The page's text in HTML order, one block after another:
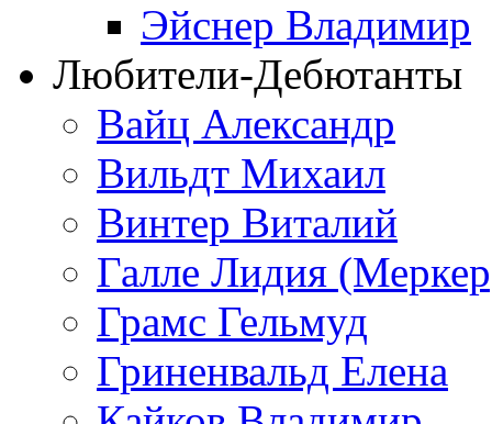
Эйснер Владимир
Любители-Дебютанты
Вайц Александр
Вильдт Михаил
Винтер Виталий
Галле Лидия
Грамс Гельмуд
Гриненвальд Елена